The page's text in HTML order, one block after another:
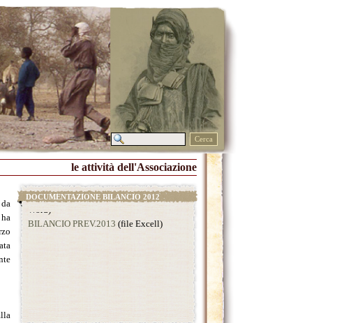
Cerca
le attività dell'Associazione
DOCUMENTAZIONE BILANCIO 2012